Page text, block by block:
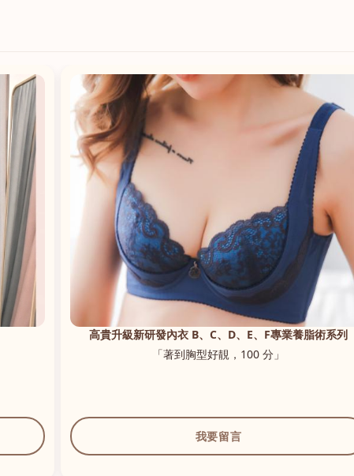
高貴升級新研發內衣 B、C、D、E、F專業養脂術系列
「著到胸型好靚，100 分」
我要留言